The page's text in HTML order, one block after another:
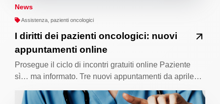
News
Assistenza, pazienti oncologici
I diritti dei pazienti oncologici: nuovi
appuntamenti online
Prosegue il ciclo di incontri gratuiti online Paziente
sì… ma informato. Tre nuovi appuntamenti da aprile…